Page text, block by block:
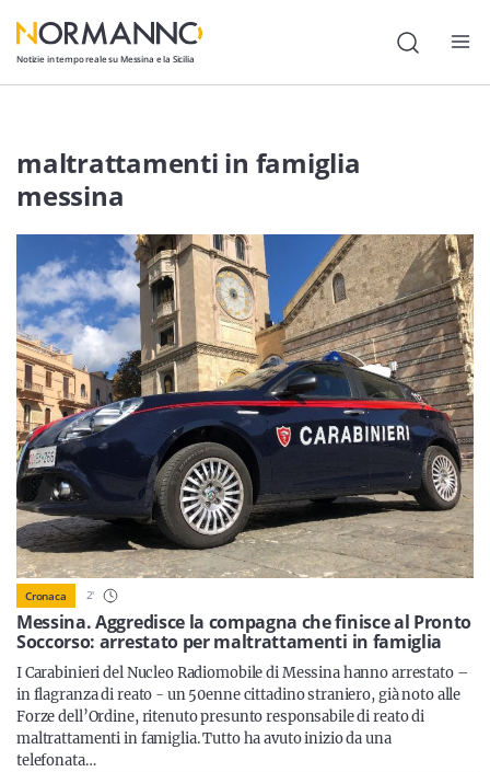
Notizie in tempo reale su Messina e la Sicilia
Attualità
Cronaca
Politica
Cultura
Lavoro
Società
Economia
Sport
Sicilia
Servizi
Resta sempre aggiornato con le ultime news, iscriviti alla
nostra newsletter
maltrattamenti in famiglia
messina
Messina. Aggredisce la compagna che finisce al Pronto
Soccorso: arrestato per maltrattamenti in famiglia
Cronaca 2'
I Carabinieri del Nucleo Radiomobile di Messina hanno arrestato –
in flagranza di reato - un 50enne cittadino straniero, già noto alle
Forze dell’Ordine, ritenuto presunto responsabile di reato di
maltrattamenti in famiglia. Tutto ha avuto inizio da una
telefonata…